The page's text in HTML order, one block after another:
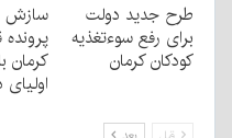
طرح جدید دولت
برای رفع سوءتغذیه
کودکان کرمان
سازش
کرمان
اولیای